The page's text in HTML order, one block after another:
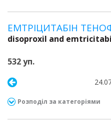
ЕМТРІЦИТАБІН
disoproxil and
532 уп.
Розподіл за категоріями